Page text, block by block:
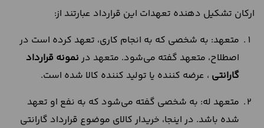
ارکان تشکیل دهنده تعهدات این قرارداد عبارتند از:
متعهد: به شخصی که به انجام کاری، تعهد کرده است در
اصطلاح، متعهد گفته می‌شود. متعهد در نمونه قرارداد
گارانتی ، عرضه کننده یا تولید کننده کالا شده است.
متعهد له: به شخصی گفته می‌شود که به نفع او تعهد
شده باشد. در اینجا، خریدار کالای موضوع قرارداد گارانتی